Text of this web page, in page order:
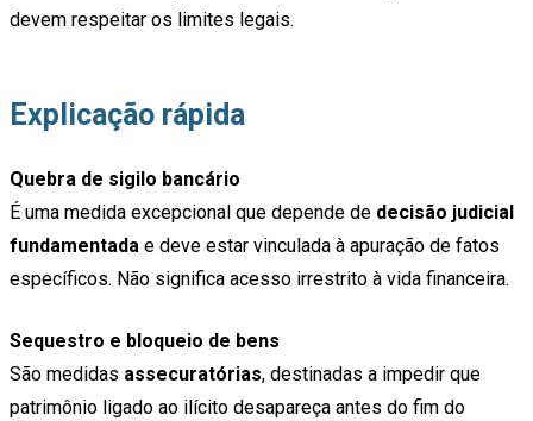
devem respeitar os limites legais.
Explicação rápida
Quebra de sigilo bancário
É uma medida excepcional que depende de decisão judicial
fundamentada e deve estar vinculada à apuração de fatos
específicos. Não significa acesso irrestrito à vida financeira.
Sequestro e bloqueio de bens
São medidas assecuratórias, destinadas a impedir que
patrimônio ligado ao ilícito desapareça antes do fim do